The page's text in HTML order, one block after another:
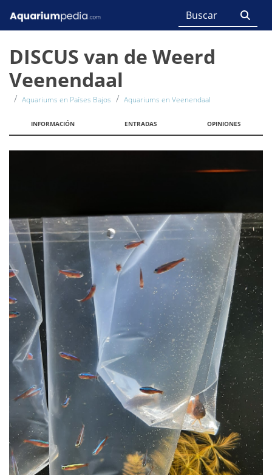
DISCUS van de Weerd
Veenendaal
Aquariums en Países Bajos Aquariums en Veenendaal
INFORMACIÓN ENTRADAS OPINIONES